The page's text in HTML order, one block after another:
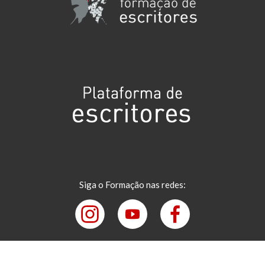
Siga o Formação nas redes: